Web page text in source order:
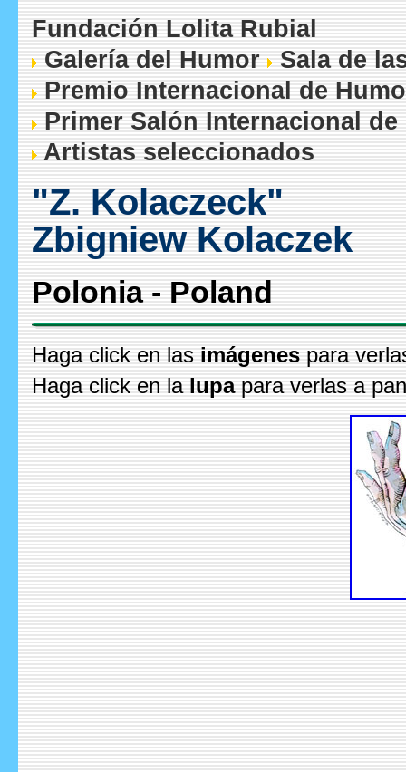
Fundación Lolita Rubial
Galería del Humor
Sala de
Premio Internacional de
Primer Salón Internacional
Artistas seleccionados
"Z. Kolaczeck"
Zbigniew Kolaczek
Polonia - Poland
Haga click en las imágenes para
Haga click en la lupapara verlas a